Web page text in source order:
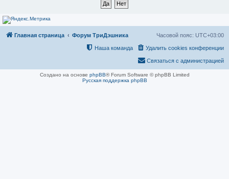
Главная страница Форум ТриДэшника Часовой пояс: UTC+03:00
Удалить cookies конференции
Наша команда
Связаться с администрацией
Создано на основе phpBB® Forum Software © phpBB Limited
Русская поддержка phpBB